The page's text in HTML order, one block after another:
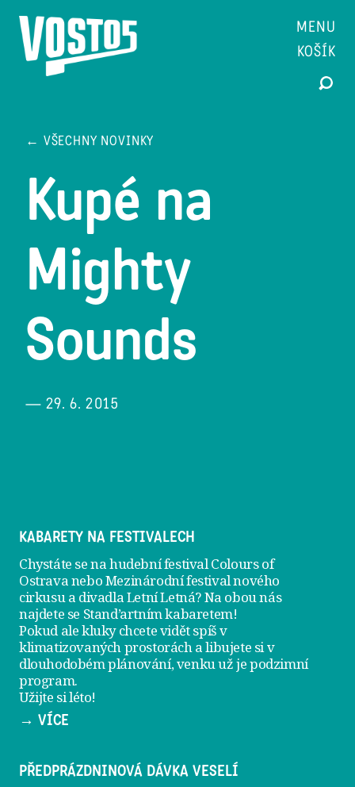
MENU
KOŠÍK
← VŠECHNY NOVINKY
Kupé na
Mighty
Sounds
— 29. 6. 2015
KABARETY NA FESTIVALECH
Chystáte se na hudební festival Colours of
Ostrava nebo Mezinárodní festival nového
cirkusu a divadla Letní Letná? Na obou nás
najdete se Stand’artním kabaretem!
Pokud ale kluky chcete vidět spíš v
klimatizovaných prostorách a libujete si v
dlouhodobém plánování, venku už jepodzimní
program.
Užijte si léto!
→ VÍCE
PŘEDPRÁZDNINOVÁ DÁVKA VESELÍ